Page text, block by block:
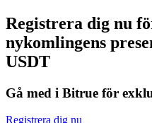
Registrera dig nu
nykomlingens
USDT
Gå med i Bitrue för
Registrera dig nu